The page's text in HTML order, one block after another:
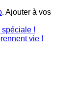
. Ajouter à vos
!
vie !